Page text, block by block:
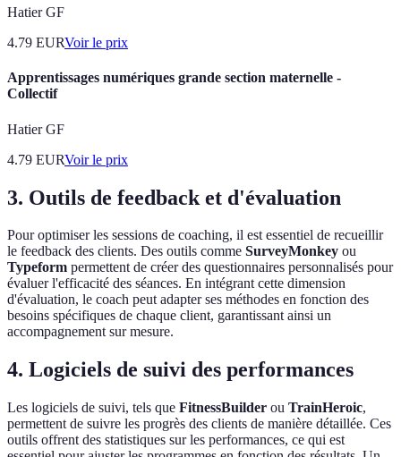
Hatier GF
4.79 EURVoir le prix
Apprentissages numériques grande section maternelle -
Collectif
Hatier GF
4.79 EURVoir le prix
3. Outils de feedback et d'évaluation
Pour optimiser les sessions de coaching, il est essentiel de recueillir
le feedback des clients. Des outils comme SurveyMonkey ou
Typeform permettent de créer des questionnaires personnalisés pour
évaluer l'efficacité des séances. En intégrant cette dimension
d'évaluation, le coach peut adapter ses méthodes en fonction des
besoins spécifiques de chaque client, garantissant ainsi un
accompagnement sur mesure.
4. Logiciels de suivi des performances
Les logiciels de suivi, tels que FitnessBuilder ou TrainHeroic,
permettent de suivre les progrès des clients de manière détaillée. Ces
outils offrent des statistiques sur les performances, ce qui est